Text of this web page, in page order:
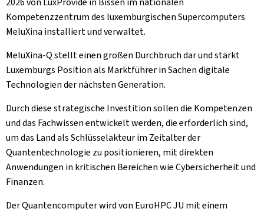
Kompetenzzentrum des luxemburgischen Supercomputers
MeluXina installiert und verwaltet.
MeluXina-Q stellt einen großen Durchbruch dar und stärkt
Luxemburgs Position als Marktführer in Sachen digitale
Technologien der nächsten Generation.
Durch diese strategische Investition sollen die Kompetenzen
und das Fachwissen entwickelt werden, die erforderlich sind,
um das Land als Schlüsselakteur im Zeitalter der
Quantentechnologie zu positionieren, mit direkten
Anwendungen in kritischen Bereichen wie Cybersicherheit und
Finanzen.
Der Quantencomputer wird von EuroHPC JU mit einem